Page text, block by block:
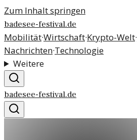
Zum Inhalt springen
badesee-festival.de
Mobilität·Wirtschaft·Krypto-Welt·
Nachrichten·Technologie
Weitere
badesee-festival.de